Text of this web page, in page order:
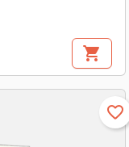
shopping_cart
favorite_border